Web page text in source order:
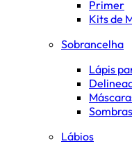
Primer
Kits de
Sobrancelha
Lápis
Sombras
Lábios